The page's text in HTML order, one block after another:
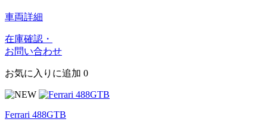
車両詳細
在庫確認・
お問い合わせ
お気に入りに追加 0
Ferrari 488GTB